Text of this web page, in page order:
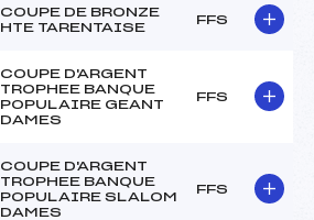
COUPE DE BRONZE
HTE TARENTAISE
FFS
COUPE D'ARGENT
TROPHEE BANQUE
POPULAIRE GEANT
DAMES
FFS
COUPE D'ARGENT
TROPHEE BANQUE
POPULAIRE SLALOM
DAMES
FFS